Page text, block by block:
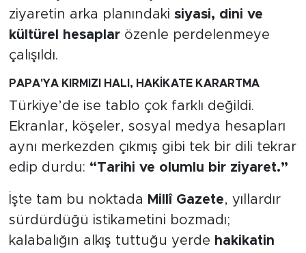
ziyaretin arka planındaki siyasi, dini ve
kültürel hesaplarözenle perdelenmeye
çalışıldı.
PAPA'YA KIRMIZI HALI, HAKİKATE KARARTMA
Türkiye’de ise tablo çok farklı değildi.
Ekranlar, köşeler, sosyal medya hesapları
aynı merkezden çıkmış gibi tek bir dili tekrar
edip durdu: “Tarihi ve olumlu bir ziyaret.”
İşte tam bu noktada Millî Gazete, yıllardır
sürdürdüğü istikametini bozmadı;
kalabalığın alkış tuttuğu yerde hakikatin
ALINTI YAZARLAR